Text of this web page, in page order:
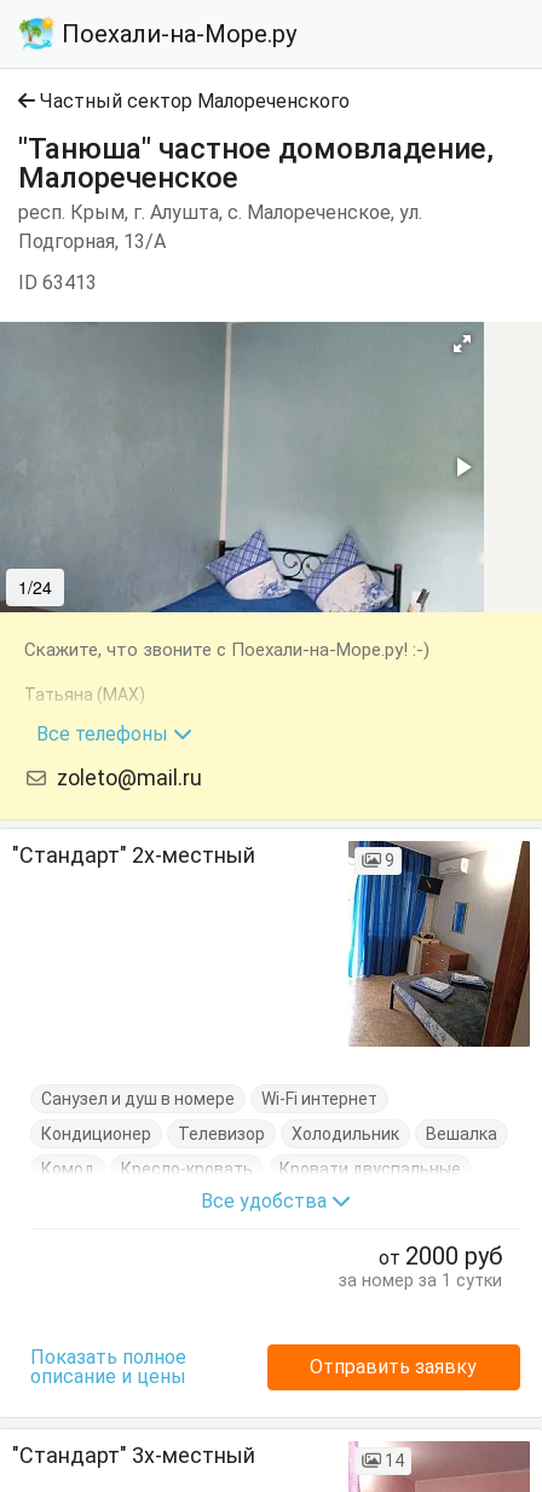
Поехали-на-Море.ру
Частный сектор Малореченского
"Танюша" частное домовладение,
Малореченское
респ. Крым, г. Алушта, с. Малореченское, ул.
Подгорная, 13/А
ID 63413
1/24
Скажите, что звоните с Поехали-на-Море.ру! :-)
Татьяна (MAX)
+7 (978) 760-08-30
Все телефоны
zoleto@mail.ru
"Стандарт" 2х-местный 9
Санузел и душ в номере
Wi-Fi интернет
Кондиционер
Телевизор Холодильник
Вешалка
Комод
Кресло-кровать Кровати двуспальные
Все удобства
от 2000 руб
за номер за 1 сутки
Показать полное
описание и цены
Отправить заявку
"Стандарт" 3х-местный 14